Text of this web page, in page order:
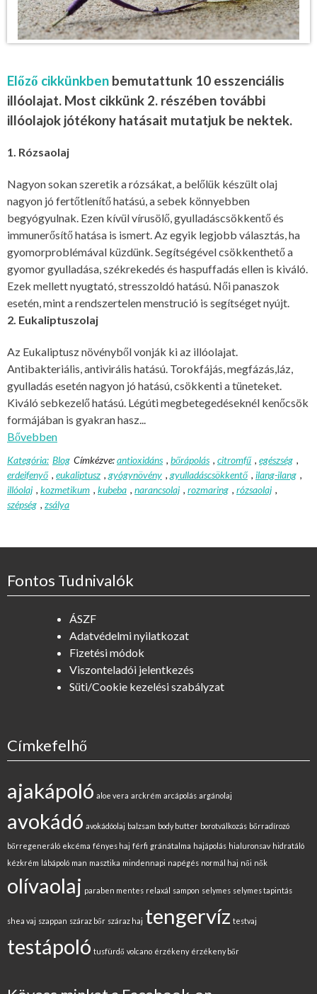
Előző cikkünkben bemutattunk 10 esszenciális
illóolajat. Most cikkünk 2. részében további
illóolajok jótékony hatásait mutatjuk be nektek.
1. Rózsaolaj
Nagyon sokan szeretik a rózsákat, a belőlük készült olaj
nagyon jó fertőtlenítő hatású, a sebek könnyebben
begyógyulnak. Ezen kívül vírusölő, gyulladáscsökkentő és
immunerősítő hatása is ismert. Az egyik legjobb választás, ha
gyomorproblémával küzdünk. Segítségével csökkenthető a
gyomor gyulladása, székrekedés és haspuffadás ellen is kiváló.
Ezek mellett nyugtató, stresszoldó hatású. Női panaszok
esetén, mint a rendszertelen menstrució is segítséget nyújt.
2. Eukaliptuszolaj
Az Eukaliptusz növényből vonják ki az illóolajat.
Antibakteriális, antivirális hatású. Torokfájás, megfázás,láz,
gyulladás esetén nagyon jó hatású, csökkenti a tüneteket.
Kiváló sebkezelő hatású. Légúti megbetegedéseknél kenőcsök
formájában is gyakran hasz...
Bővebben
Kategória: Blog Címkézve:antioxidáns , bőrápolás , citromfű , egészség ,
erdeifenyő , eukaliptusz , gyógynövény , gyulladáscsökkentő , ilang-ilang ,
illóolaj , kozmetikum , kubeba , narancsolaj , rozmaring , rózsaolaj ,
szépség , zsálya
Fontos Tudnivalók
ÁSZF
Adatvédelmi nyilatkozat
Fizetési módok
Viszonteladói jelentkezés
Süti/Cookie kezelési szabályzat
Címkefelhő
ajakápoló aloe vera arckrém arcápolás argánolaj
avokádó avokádóolaj balzsam body butter borotválkozás bőrradírozó
bőrregeneráló ekcéma fényes haj férfi gránátalma hajápolás hialuronsav hidratáló
kézkrém lábápoló man masztika mindennapi napégés normál haj női nők
olívaolaj paraben mentes relaxál sampon selymes selymes tapintás
shea vaj szappan száraz bőr száraz haj tengervíz testvaj
testápoló tusfürdő volcano érzékeny érzékeny bőr